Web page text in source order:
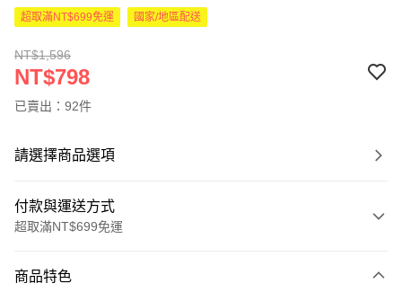
超取滿NT$699免運 國家/地區配送
NT$1,596
NT$798
已賣出：92件
請選擇商品選項
付款與運送方式
超取滿NT$699免運
信用卡一次付款
商品特色